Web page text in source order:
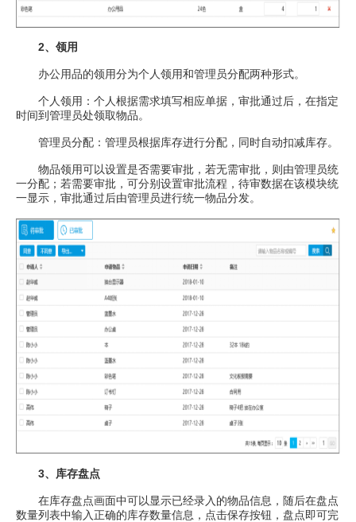
2、领用
办公用品的领用分为个人领用和管理员分配两种形式。
个人领用：个人根据需求填写相应单据，审批通过后，在指定
时间到管理员处领取物品。
管理员分配：管理员根据库存进行分配，同时自动扣减库存。
物品领用可以设置是否需要审批，若无需审批，则由管理员统
一分配；若需要审批，可分别设置审批流程，待审数据在该模块统
一显示，审批通过后由管理员进行统一物品分发。
3、库存盘点
在库存盘点画面中可以显示已经录入的物品信息，随后在盘点
数量列表中输入正确的库存数量信息，点击保存按钮，盘点即可完